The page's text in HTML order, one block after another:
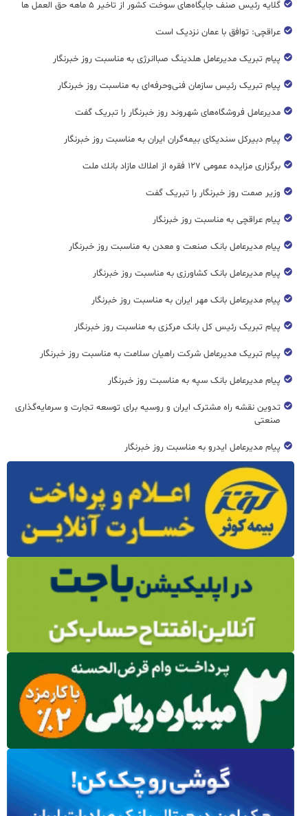
گلایه رئیس صنف جایگاه‌های سوخت کشور از تاخیر ۵ ماهه حق العمل ها
عراقچی: توافق با عمان نزدیک است
پیام تبریک مدیرعامل هلدینگ صباانرژی به مناسبت روز خبرنگار
پیام تبریک رئیس سازمان فنی‌و‌حرفه‌ای به مناسبت روز خبرنگار
مدیرعامل فروشگاه‌های شهروند روز خبرنگار را تبریک گفت
پیام دبیرکل سندیکای بیمه‌گران ایران به مناسبت روز خبرنگار
برگزاری مزایده عمومی ۱۲۷ فقره از املاك مازاد بانك ملت
وزیر صمت روز خبرنگار را تبریک گفت
پیام عراقچی به مناسبت روز خبرنگار
پیام مدیرعامل بانک صنعت و معدن به مناسبت روز خبرنگار
پیام مدیرعامل بانک کشاورزی به مناسبت روز خبرنگار
پیام مدیرعامل بانک مهر ایران به مناسبت روز خبرنگار
پیام تبریک رئیس کل بانک مرکزی به مناسبت روز خبرنگار
پیام تبریک مدیرعامل شرکت راهیان سلامت به مناسبت روز خبرنگار
پیام مدیرعامل بانک سپه به مناسبت روز خبرنگار
تدوین نقشه راه مشترک ایران و روسیه برای توسعه تجارت و سرمایه‌گذاری
صنعتی
پیام مدیرعامل ایدرو به مناسبت روز خبرنگار